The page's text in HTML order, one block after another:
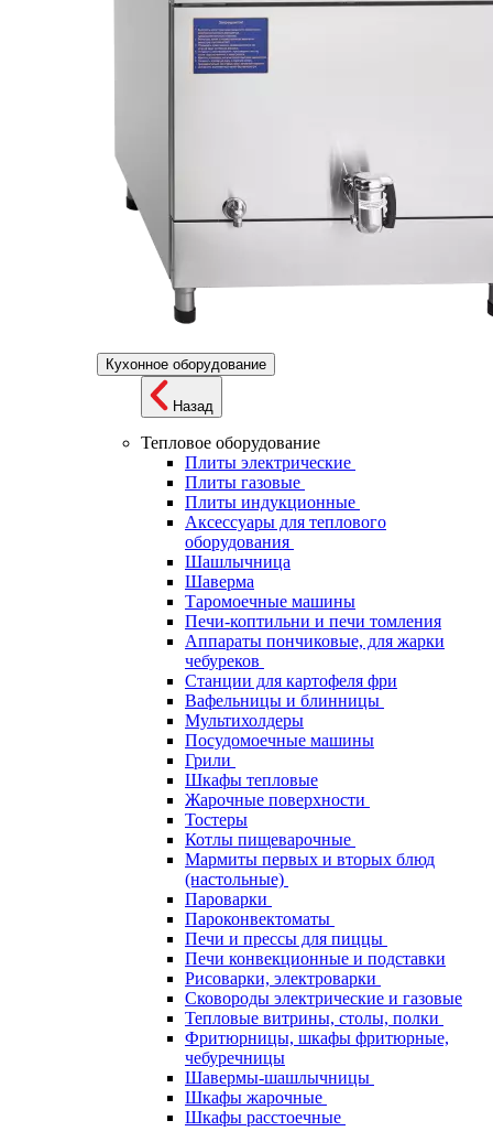
Кухонное оборудование
Назад
Тепловое оборудование
Плиты электрические
Плиты газовые
Плиты индукционные
Аксессуары для теплового
оборудования
Шашлычница
Шаверма
Таромоечные машины
Печи-коптильни и печи томления
Аппараты пончиковые, для жарки
чебуреков
Станции для картофеля фри
Вафельницы и блинницы
Мультихолдеры
Посудомоечные машины
Грили
Шкафы тепловые
Жарочные поверхности
Тостеры
Котлы пищеварочные
Мармиты первых и вторых блюд
(настольные)
Пароварки
Пароконвектоматы
Печи и прессы для пиццы
Печи конвекционные и подставки
Рисоварки, электроварки
Сковороды электрические и газовые
Тепловые витрины, столы, полки
Фритюрницы, шкафы фритюрные,
чебуречницы
Шавермы-шашлычницы
Шкафы жарочные
Шкафы расстоечные